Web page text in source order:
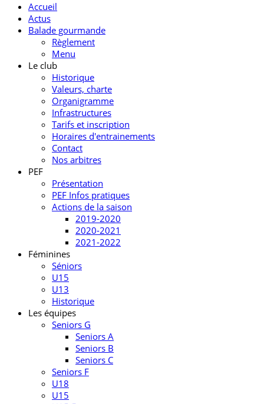
Accueil
Actus
Balade gourmande
Règlement
Menu
Le club
Historique
Valeurs, charte
Organigramme
Infrastructures
Tarifs et inscription
Horaires d'entrainements
Contact
Nos arbitres
PEF
Présentation
PEF Infos pratiques
Actions de la saison
2019-2020
2020-2021
2021-2022
Féminines
Séniors
U15
U13
Historique
Les équipes
Seniors G
Seniors A
Seniors B
Seniors C
Seniors F
U18
U15